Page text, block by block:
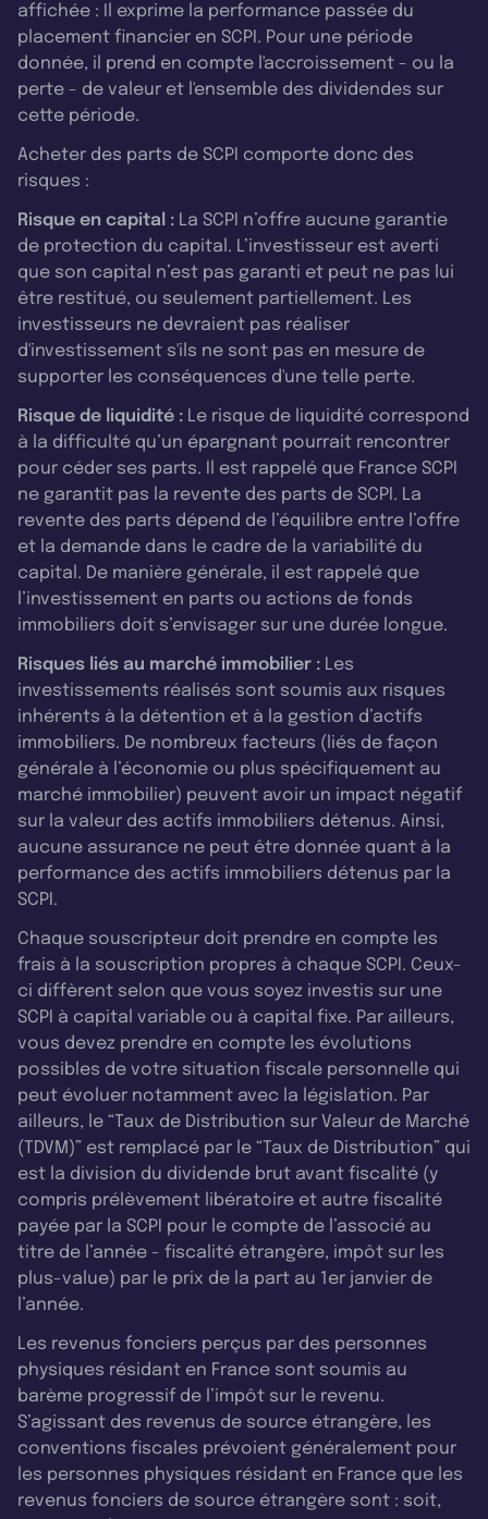
affichée : Il exprime la performance passée du
placement financier en SCPI. Pour une période
donnée, il prend en compte l'accroissement - ou la
perte - de valeur et l'ensemble des dividendes sur
cette période.
Acheter des parts de SCPI comporte donc des
risques :
Risque en capital : La SCPI n’offre aucune garantie
de protection du capital. L’investisseur est averti
que son capital n’est pas garanti et peut ne pas lui
être restitué, ou seulement partiellement. Les
investisseurs ne devraient pas réaliser
d'investissement s'ils ne sont pas en mesure de
supporter les conséquences d'une telle perte.
Risque de liquidité : Le risque de liquidité correspond
à la difficulté qu’un épargnant pourrait rencontrer
pour céder ses parts. Il est rappelé que France SCPI
ne garantit pas la revente des parts de SCPI. La
revente des parts dépend de l’équilibre entre l’offre
et la demande dans le cadre de la variabilité du
capital. De manière générale, il est rappelé que
l’investissement en parts ou actions de fonds
immobiliers doit s’envisager sur une durée longue.
Risques liés au marché immobilier : Les
investissements réalisés sont soumis aux risques
inhérents à la détention et à la gestion d’actifs
immobiliers. De nombreux facteurs (liés de façon
générale à l’économie ou plus spécifiquement au
marché immobilier) peuvent avoir un impact négatif
sur la valeur des actifs immobiliers détenus. Ainsi,
aucune assurance ne peut être donnée quant à la
performance des actifs immobiliers détenus par la
SCPI.
Chaque souscripteur doit prendre en compte les
frais à la souscription propres à chaque SCPI. Ceux-
ci diffèrent selon que vous soyez investis sur une
SCPI à capital variable ou à capital fixe. Par ailleurs,
vous devez prendre en compte les évolutions
possibles de votre situation fiscale personnelle qui
peut évoluer notamment avec la législation. Par
ailleurs, le “Taux de Distribution sur Valeur de Marché
(TDVM)” est remplacé par le “Taux de Distribution” qui
est la division du dividende brut avant fiscalité (y
compris prélèvement libératoire et autre fiscalité
payée par la SCPI pour le compte de l’associé au
titre de l’année - fiscalité étrangère, impôt sur les
plus-value) par le prix de la part au 1er janvier de
l’année.
Les revenus fonciers perçus par des personnes
physiques résidant en France sont soumis au
barème progressif de l’impôt sur le revenu.
S’agissant des revenus de source étrangère, les
conventions fiscales prévoient généralement pour
les personnes physiques résidant en France que les
revenus fonciers de source étrangère sont : soit,